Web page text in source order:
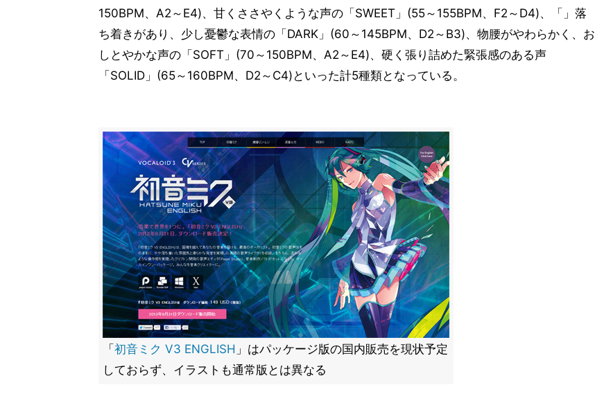
150BPM、A2～E4)、甘くささやくような声の「SWEET」(55～155BPM、F2～D4)、「」落
ち着きがあり、少し憂鬱な表情の「DARK」(60～145BPM、D2～B3)、物腰がやわらかく、お
しとやかな声の「SOFT」(70～150BPM、A2～E4)、硬く張り詰めた緊張感のある声
「SOLID」(65～160BPM、D2～C4)といった計5種類となっている。
「 初音ミク V3 ENGLISH 」はパッケージ版の国内販売を現状予定
しておらず、イラストも通常版とは異なる